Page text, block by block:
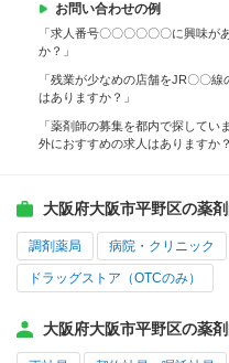
お問い合わせの例
「求人番号〇〇〇〇〇〇に興味
か？」
「残業が少なめの店舗をJR〇〇
はありますか？」
「薬剤師の募集を都内で探して
外におすすめの求人はありますか
大阪府大阪市平野区の薬
調剤薬局 病院・クリニック
ドラッグストア（OTCのみ）
大阪府大阪市平野区の薬